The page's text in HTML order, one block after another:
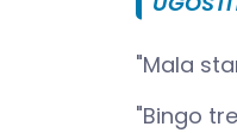
"Mala
"Bingo